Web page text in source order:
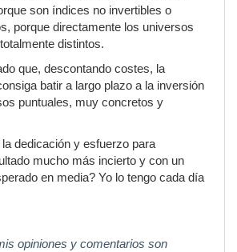
son índices no invertibles o
porque directamente los universos
distintos.
que, descontando costes, la
batir a largo plazo a la inversión
puntuales, muy concretos y
dedicación y esfuerzo para
mucho más incierto y con un
en media? Yo lo tengo cada día
opiniones y comentarios son